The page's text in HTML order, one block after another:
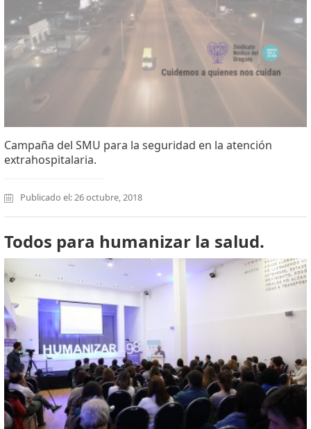
Campaña del SMU para la seguridad en la atención
extrahospitalaria.
Publicado el: 26 octubre, 2018
Todos para humanizar la salud.